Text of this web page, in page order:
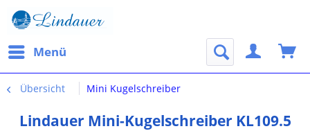
Menü
Übersicht Mini Kugelschreiber
Lindauer Mini-Kugelschreiber KL109.5